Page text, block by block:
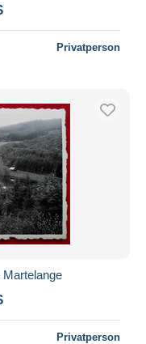
Privatperson
Privatperson